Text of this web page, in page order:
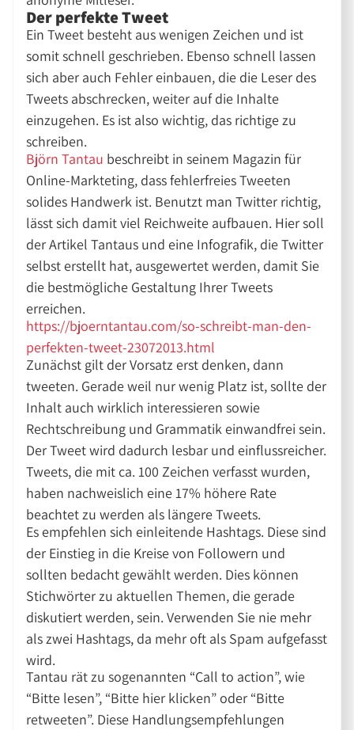
Der perfekte Tweet
Ein Tweet besteht aus wenigen Zeichen und ist
somit schnell geschrieben. Ebenso schnell lassen
sich aber auch Fehler einbauen, die die Leser des
Tweets abschrecken, weiter auf die Inhalte
einzugehen. Es ist also wichtig, das richtige zu
schreiben.
Björn Tantau beschreibt in seinem Magazin für
Online-Markteting, dass fehlerfreies Tweeten
solides Handwerk ist. Benutzt man Twitter richtig,
lässt sich damit viel Reichweite aufbauen. Hier soll
der Artikel Tantaus und eine Infografik, die Twitter
selbst erstellt hat, ausgewertet werden, damit Sie
die bestmögliche Gestaltung Ihrer Tweets
erreichen.
https://bjoerntantau.com/so-schreibt-man-den-
perfekten-tweet-23072013.html
Zunächst gilt der Vorsatz erst denken, dann
tweeten. Gerade weil nur wenig Platz ist, sollte der
Inhalt auch wirklich interessieren sowie
Rechtschreibung und Grammatik einwandfrei sein.
Der Tweet wird dadurch lesbar und einflussreicher.
Tweets, die mit ca. 100 Zeichen verfasst wurden,
haben nachweislich eine 17% höhere Rate
beachtet zu werden als längere Tweets.
Es empfehlen sich einleitende Hashtags. Diese sind
der Einstieg in die Kreise von Followern und
sollten bedacht gewählt werden. Dies können
Stichwörter zu aktuellen Themen, die gerade
diskutiert werden, sein. Verwenden Sie nie mehr
als zwei Hashtags, da mehr oft als Spam aufgefasst
wird.
Tantau rät zu sogenannten “Call to action”, wie
“Bitte lesen”, “Bitte hier klicken” oder “Bitte
retweeten”. Diese Handlungsempfehlungen